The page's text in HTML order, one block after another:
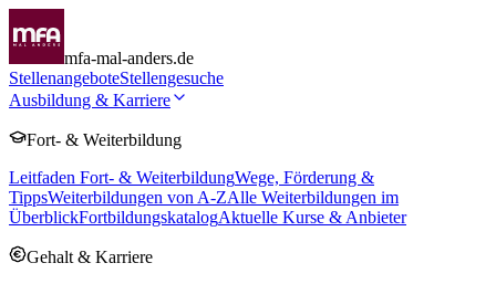
mfa-mal-anders.de
StellenangeboteStellengesuche
Ausbildung & Karriere
Fort- & Weiterbildung
Leitfaden Fort- & WeiterbildungWege, Förderung &
TippsWeiterbildungen von A-ZAlle Weiterbildungen im
ÜberblickFortbildungskatalogAktuelle Kurse & Anbieter
Gehalt & Karriere